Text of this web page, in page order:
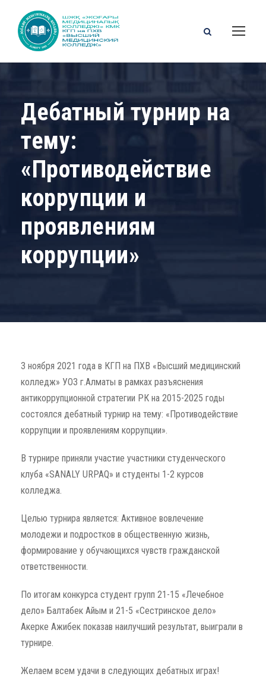
Дебатный турнир на
тему:
«Противодействие
коррупции и
проявлениям
коррупции»
3 ноября 2021 года в КГП на ПХВ «Высший медицинский
колледж» УОЗ г.Алматы в рамках разъяснения
антикоррупционной стратегии РК на 2015-2025 годы
состоялся дебатный турнир на тему: «Противодействие
коррупции и проявлениям коррупции».
В турнире приняли участие участники студенческого
клуба «SANALY URPAQ» и студенты 1-2 курсов
колледжа.
Целью турнира является: Активное вовлечение
молодежи и подростков в общественную жизнь,
формирование у обучающихся чувств гражданской
ответственности.
По итогам конкурса студент групп 21-15 «Лечебное
дело» Балтабек Айым и 21-5 «Сестринское дело»
Акерке Ажибек показав наилучший результат, выиграли в
турнире.
Желаем всем удачи в следующих дебатных играх!